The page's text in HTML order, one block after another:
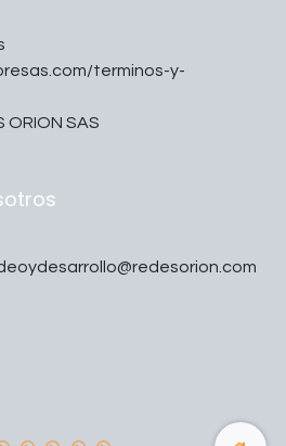
terminos-y-
ORION SAS